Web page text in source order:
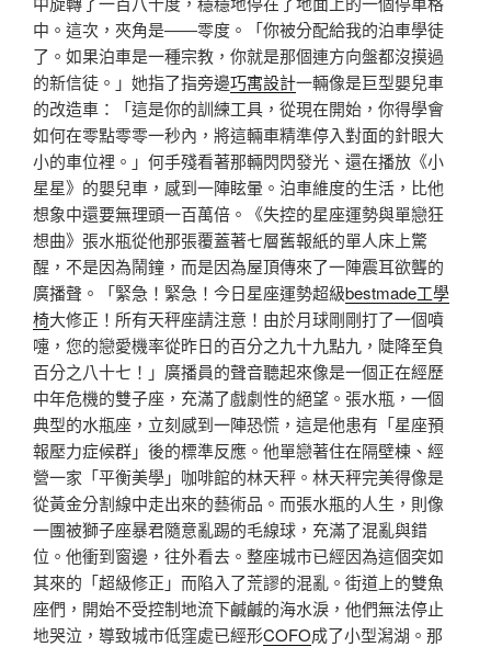
中。這次，夾角是——零度。「你被分配給我的泊車學徒
了。如果泊車是一種宗教，你就是那個連方向盤都沒摸過
的新信徒。」她指了指旁邊巧寓設計一輛像是巨型嬰兒車
的改造車：「這是你的訓練工具，從現在開始，你得學會
如何在零點零零一秒內，將這輛車精準停入對面的針眼大
小的車位裡。」何手殘看著那輛閃閃發光、還在播放《小
星星》的嬰兒車，感到一陣眩暈。泊車維度的生活，比他
想象中還要無理頭一百萬倍。《失控的星座運勢與單戀狂
想曲》張水瓶從他那張覆蓋著七層舊報紙的單人床上驚
醒，不是因為鬧鐘，而是因為屋頂傳來了一陣震耳欲聾的
廣播聲。「緊急！緊急！今日星座運勢超級bestmade工學
椅大修正！所有天秤座請注意！由於月球剛剛打了一個噴
嚏，您的戀愛機率從昨日的百分之九十九點九，陡降至負
百分之八十七！」廣播員的聲音聽起來像是一個正在經歷
中年危機的雙子座，充滿了戲劇性的絕望。張水瓶，一個
典型的水瓶座，立刻感到一陣恐慌，這是他患有「星座預
報壓力症候群」後的標準反應。他單戀著住在隔壁棟、經
營一家「平衡美學」咖啡館的林天秤。林天秤完美得像是
從黃金分割線中走出來的藝術品。而張水瓶的人生，則像
一團被獅子座暴君隨意亂踢的毛線球，充滿了混亂與錯
位。他衝到窗邊，往外看去。整座城市已經因為這個突如
其來的「超級修正」而陷入了荒謬的混亂。街道上的雙魚
座們，開始不受控制地流下鹹鹹的海水淚，他們無法停止
地哭泣，導致城市低窪處已經形COFO成了小型潟湖。那